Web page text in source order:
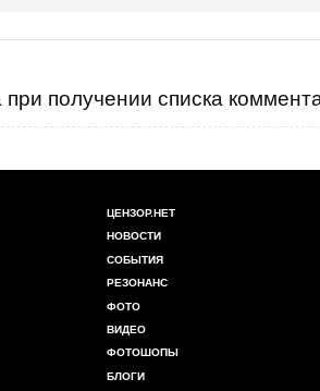
получении списка
ЦЕНЗОР.НЕТ
НОВОСТИ
СОБЫТИЯ
РЕЗОНАНС
ФОТО
ВИДЕО
ФОТОШОПЫ
БЛОГИ